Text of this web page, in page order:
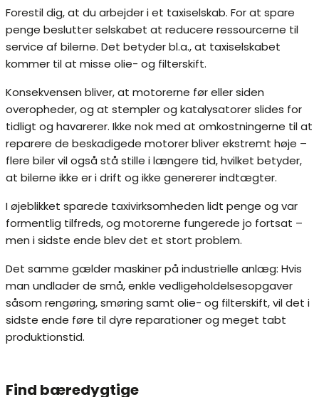
Forestil dig, at du arbejder i et taxiselskab. For at spare
penge beslutter selskabet at reducere ressourcerne til
service af bilerne. Det betyder bl.a., at taxiselskabet
kommer til at misse olie- og filterskift.
Konsekvensen bliver, at motorerne før eller siden
overopheder, og at stempler og katalysatorer slides for
tidligt og havarerer. Ikke nok med at omkostningerne til at
reparere de beskadigede motorer bliver ekstremt høje –
flere biler vil også stå stille i længere tid, hvilket betyder,
at bilerne ikke er i drift og ikke genererer indtægter.
I øjeblikket sparede taxivirksomheden lidt penge og var
formentlig tilfreds, og motorerne fungerede jo fortsat –
men i sidste ende blev det et stort problem.
Det samme gælder maskiner på industrielle anlæg: Hvis
man undlader de små, enkle vedligeholdelsesopgaver
såsom rengøring, smøring samt olie- og filterskift, vil det i
sidste ende føre til dyre reparationer og meget tabt
produktionstid.
Find bæredygtige